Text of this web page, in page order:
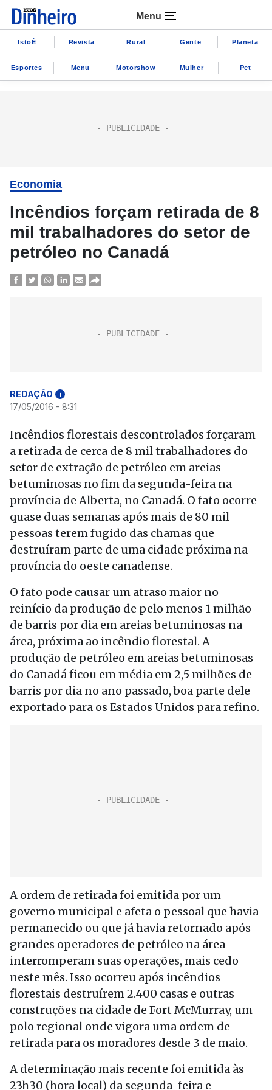
Menu
IstoÉ Revista Rural Gente Planeta
Esportes Menu Motorshow Mulher Pet
Economia
Incêndios forçam retirada de 8
mil trabalhadores do setor de
petróleo no Canadá
REDAÇÃO i
17/05/2016 - 8:31
Incêndios florestais descontrolados forçaram
a retirada de cerca de 8 mil trabalhadores do
setor de extração de petróleo em areias
betuminosas no fim da segunda-feira na
província de Alberta, no Canadá. O fato ocorre
quase duas semanas após mais de 80 mil
pessoas terem fugido das chamas que
destruíram parte de uma cidade próxima na
província do oeste canadense.
O fato pode causar um atraso maior no
reinício da produção de pelo menos 1 milhão
de barris por dia em areias betuminosas na
área, próxima ao incêndio florestal. A
produção de petróleo em areias betuminosas
do Canadá ficou em média em 2,5 milhões de
barris por dia no ano passado, boa parte dele
exportado para os Estados Unidos para refino.
A ordem de retirada foi emitida por um
governo municipal e afeta o pessoal que havia
permanecido ou que já havia retornado após
grandes operadores de petróleo na área
interromperam suas operações, mais cedo
neste mês. Isso ocorreu após incêndios
florestais destruírem 2.400 casas e outras
construções na cidade de Fort McMurray, um
polo regional onde vigora uma ordem de
retirada para os moradores desde 3 de maio.
A determinação mais recente foi emitida às
23h30 (hora local) da segunda-feira e